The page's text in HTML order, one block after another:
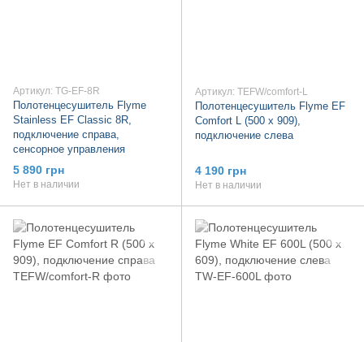
Артикул: TG-EF-8R
Полотенцесушитель Flyme
Stainless EF Classic 8R,
подключение справа,
сенсорное управления
5 890 грн
Нет в наличии
Артикул: TEFW/comfort-L
Полотенцесушитель Flyme EF
Comfort L (500 х 909),
подключение слева
4 190 грн
Нет в наличии